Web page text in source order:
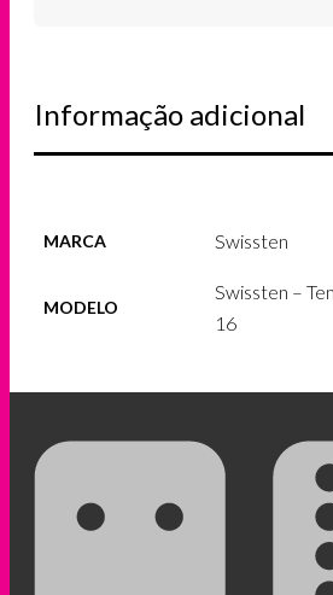
Informação adicional
MARCA Swissten
MODELO
Swissten –
16